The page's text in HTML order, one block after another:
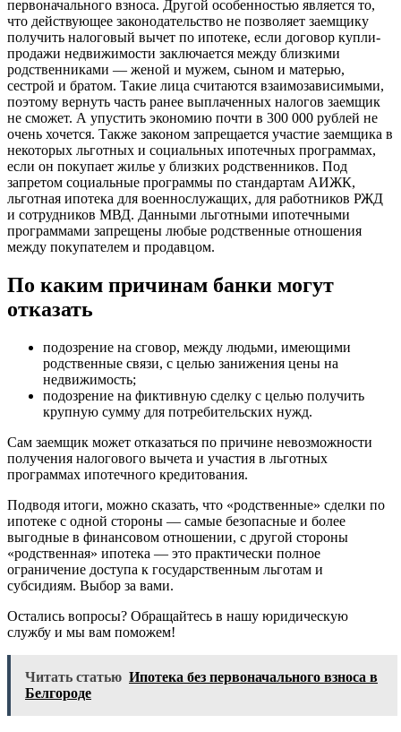
первоначального взноса. Другой особенностью является то,
что действующее законодательство не позволяет заемщику
получить налоговый вычет по ипотеке, если договор купли-
продажи недвижимости заключается между близкими
родственниками — женой и мужем, сыном и матерью,
сестрой и братом. Такие лица считаются взаимозависимыми,
поэтому вернуть часть ранее выплаченных налогов заемщик
не сможет. А упустить экономию почти в 300 000 рублей не
очень хочется. Также законом запрещается участие заемщика в
некоторых льготных и социальных ипотечных программах,
если он покупает жилье у близких родственников. Под
запретом социальные программы по стандартам АИЖК,
льготная ипотека для военнослужащих, для работников РЖД
и сотрудников МВД. Данными льготными ипотечными
программами запрещены любые родственные отношения
между покупателем и продавцом.
По каким причинам банки могут
отказать
подозрение на сговор, между людьми, имеющими
родственные связи, с целью занижения цены на
недвижимость;
подозрение на фиктивную сделку с целью получить
крупную сумму для потребительских нужд.
Сам заемщик может отказаться по причине невозможности
получения налогового вычета и участия в льготных
программах ипотечного кредитования.
Подводя итоги, можно сказать, что «родственные» сделки по
ипотеке с одной стороны — самые безопасные и более
выгодные в финансовом отношении, с другой стороны
«родственная» ипотека — это практически полное
ограничение доступа к государственным льготам и
субсидиям. Выбор за вами.
Остались вопросы? Обращайтесь в нашу юридическую
службу и мы вам поможем!
Читать статью Ипотека без первоначального взноса в
Белгороде